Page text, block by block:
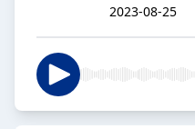
2023-08-25